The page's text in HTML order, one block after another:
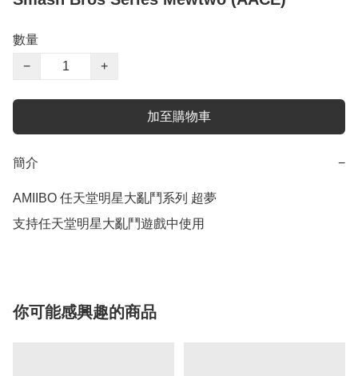
數量
−
+
加至購物車
簡介 −
AMIIBO 任天堂明星大亂鬥系列 超夢
支持任天堂明星大亂鬥遊戲中使用
你可能感興趣的商品